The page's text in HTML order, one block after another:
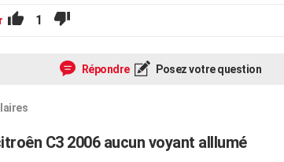
1
Répondre Posez votre question
C3 2006 aucun voyant alllumé